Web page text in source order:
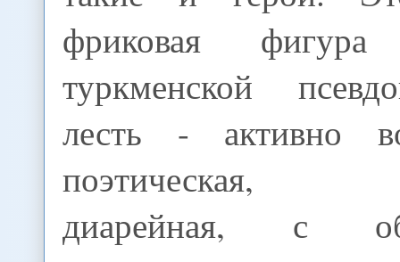
фриковая фигура
туркменской
лесть - активно
поэтическая,
диарейная, с